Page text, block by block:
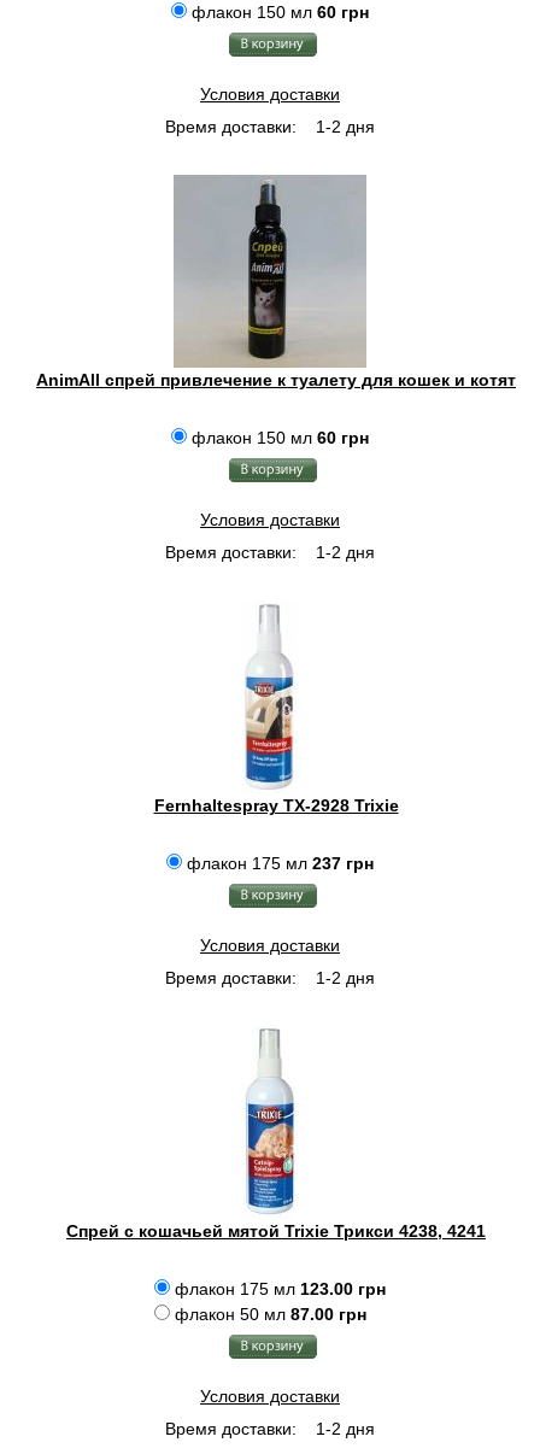
флакон 150 мл 60 грн
Условия доставки
Время доставки:
1-2 дня
AnimAll спрей привлечение к туалету для кошек и котят
флакон 150 мл 60 грн
Условия доставки
Время доставки:
1-2 дня
Fernhaltespray TX-2928 Trixie
флакон 175 мл 237 грн
Условия доставки
Время доставки:
1-2 дня
Спрей с кошачьей мятой Trixie Трикси 4238, 4241
флакон 175 мл 123.00 грн
флакон 50 мл 87.00 грн
Условия доставки
Время доставки:
1-2 дня